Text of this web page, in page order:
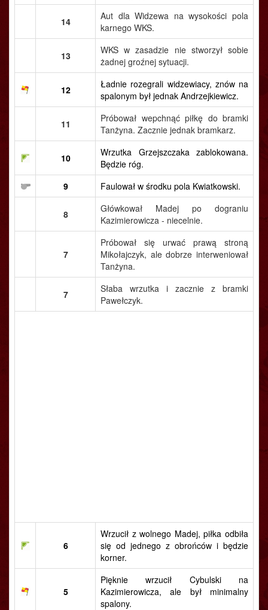
14
Aut dla Widzewa na wysokości pola
karnego WKS.
13
WKS w zasadzie nie stworzył sobie
żadnej groźnej sytuacji.
12
Ładnie rozegrali widzewiacy, znów na
spalonym był jednak Andrzejkiewicz.
11
Próbował wepchnąć piłkę do bramki
Tanżyna. Zacznie jednak bramkarz.
10
Wrzutka Grzejszczaka zablokowana.
Będzie róg.
9
Faulował w środku pola Kwiatkowski.
8
Główkował Madej po dograniu
Kazimierowicza - niecelnie.
7
Próbował się urwać prawą stroną
Mikołajczyk, ale dobrze interweniował
Tanżyna.
7
Słaba wrzutka i zacznie z bramki
Pawełczyk.
6
Wrzucił z wolnego Madej, piłka odbiła
się od jednego z obrońców i będzie
korner.
5
Pięknie wrzucił Cybulski na
Kazimierowicza, ale był minimalny
spalony.